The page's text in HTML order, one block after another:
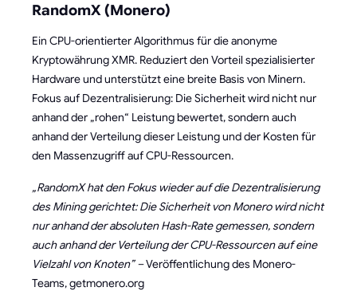
RandomX (Monero)
Ein CPU-orientierter Algorithmus für die anonyme
Kryptowährung XMR. Reduziert den Vorteil spezialisierter
Hardware und unterstützt eine breite Basis von Minern.
Fokus auf Dezentralisierung: Die Sicherheit wird nicht nur
anhand der „rohen“ Leistung bewertet, sondern auch
anhand der Verteilung dieser Leistung und der Kosten für
den Massenzugriff auf CPU-Ressourcen.
„RandomX hat den Fokus wieder auf die Dezentralisierung
des Mining gerichtet: Die Sicherheit von Monero wird nicht
nur anhand der absoluten Hash-Rate gemessen, sondern
auch anhand der Verteilung der CPU-Ressourcen auf eine
Vielzahl von Knoten” –Veröffentlichung des Monero-
Teams, getmonero.org